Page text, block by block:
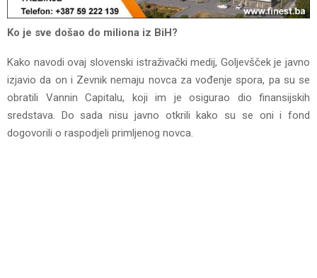
Ko je sve došao do miliona iz BiH?
Kako navodi ovaj slovenski istraživački medij, Goljevšček je javno
izjavio da on i Zevnik nemaju novca za vođenje spora, pa su se
obratili Vannin Capitalu, koji im je osigurao dio finansijskih
sredstava. Do sada nisu javno otkrili kako su se oni i fond
dogovorili o raspodjeli primljenog novca.